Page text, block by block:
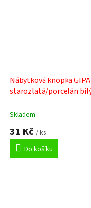
Nábytková knopka GIPA
starozlatá/porcelán
Skladem
31 Kč / ks
Do košíku